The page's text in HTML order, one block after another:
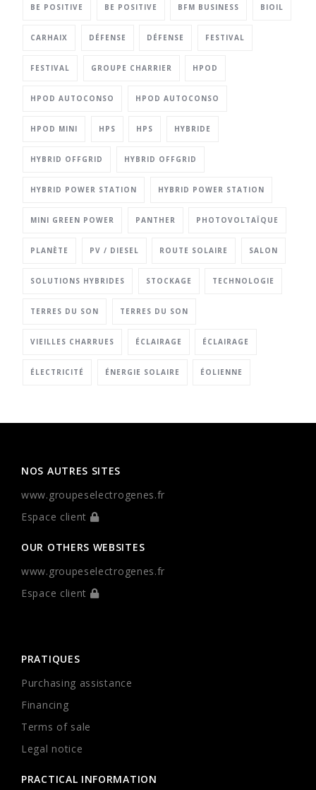
BE POSITIVE BE POSITIVE BFM BUSINESS BIOIL
CARHAIX DÉFENSE DÉFENSE FESTIVAL
FESTIVAL GROUPE CHARRIER HPOD
HPOD AUTOCONSO HPOD AUTOCONSO
HPOD MINI HPS HPS HYBRIDE
HYBRID OFFGRID HYBRID OFFGRID
HYBRID POWER STATION HYBRID POWER STATION
MINI GREEN POWER PANTHER PHOTOVOLTAÏQUE
PLANÈTE PV / DIESEL ROUTE SOLAIRE SALON
SOLUTIONS HYBRIDES STOCKAGE TECHNOLOGIE
TERRES DU SON TERRES DU SON
VIEILLES CHARRUES ÉCLAIRAGE ÉCLAIRAGE
ÉLECTRICITÉ ÉNERGIE SOLAIRE ÉOLIENNE
NOS AUTRES SITES
www.groupeselectrogenes.fr
Espace client
OUR OTHERS WEBSITES
www.groupeselectrogenes.fr
Espace client
PRATIQUES
Purchasing assistance
Financing
Terms of sale
Legal notice
PRACTICAL INFORMATION